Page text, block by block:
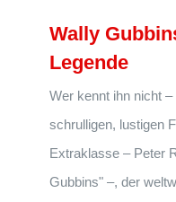
Wally
Legende
Wer kennt ihn nicht
schrulligen, lustigen
Extraklasse – Peter
Gubbins" –, der